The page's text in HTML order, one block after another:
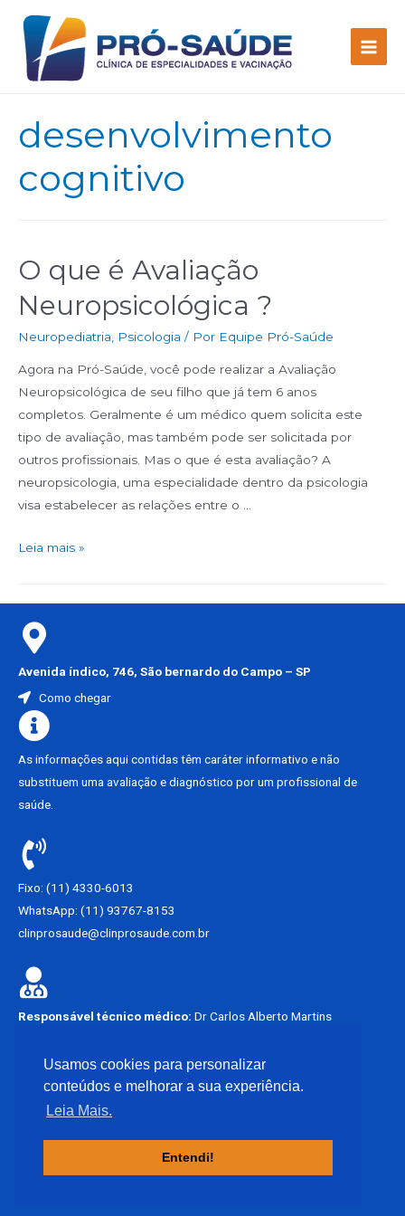
Usamos cookies para personalizar
conteúdos e melhorar a sua experiência.
Leia Mais.
Entendi!
desenvolvimento
cognitivo
O que é Avaliação
Neuropsicológica ?
Neuropediatria, Psicologia / Por Equipe Pró-Saúde
Agora na Pró-Saúde, você pode realizar a Avaliação
Neuropsicológica de seu filho que já tem 6 anos
completos. Geralmente é um médico quem solicita este
tipo de avaliação, mas também pode ser solicitada por
outros profissionais. Mas o que é esta avaliação? A
neuropsicologia, uma especialidade dentro da psicologia
visa estabelecer as relações entre o …
Leia mais »
Avenida índico, 746, São bernardo do Campo – SP
Como chegar
As informações aqui contidas têm caráter informativo e não
substituem uma avaliação e diagnóstico por um profissional de
saúde.
Fixo: (11) 4330-6013
WhatsApp: (11) 93767-8153
clinprosaude@clinprosaude.com.br
Responsável técnico médico: Dr Carlos Alberto Martins
CRM – SP 62449
Não atendemos emergência.
Copyright © 2021 Clínica Pró-Saúde